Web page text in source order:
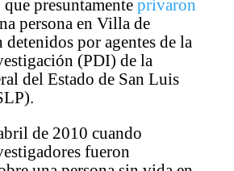
que presuntamente privaron
persona en Villa de
detenidos por agentes de la
(PDI) de la
del Estado de San Luis
de 2010 cuando
fueron